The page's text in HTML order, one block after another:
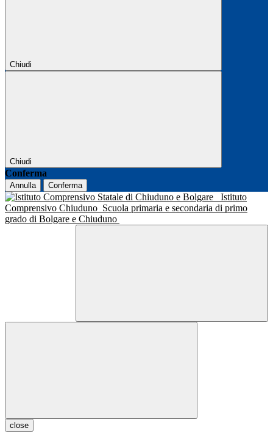
Chiudi
Chiudi
Conferma
Annulla Conferma
Istituto
Comprensivo Chiuduno Scuola primaria e secondaria di primo
grado di Bolgare e Chiuduno
close